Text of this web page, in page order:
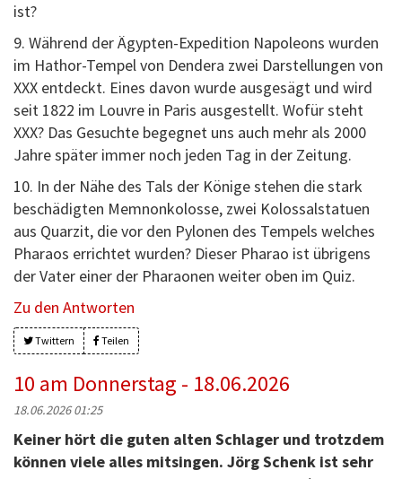
ist?
9. Während der Ägypten-Expedition Napoleons wurden
im Hathor-Tempel von Dendera zwei Darstellungen von
XXX entdeckt. Eines davon wurde ausgesägt und wird
seit 1822 im Louvre in Paris ausgestellt. Wofür steht
XXX? Das Gesuchte begegnet uns auch mehr als 2000
Jahre später immer noch jeden Tag in der Zeitung.
10. In der Nähe des Tals der Könige stehen die stark
beschädigten Memnonkolosse, zwei Kolossalstatuen
aus Quarzit, die vor den Pylonen des Tempels welches
Pharaos errichtet wurden? Dieser Pharao ist übrigens
der Vater einer der Pharaonen weiter oben im Quiz.
Zu den Antworten
Twittern Teilen
10 am Donnerstag - 18.06.2026
18.06.2026 01:25
Keiner hört die guten alten Schlager und trotzdem
können viele alles mitsingen. Jörg Schenk ist sehr